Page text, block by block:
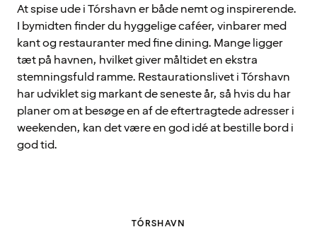
At spise ude i Tórshavn er både nemt og inspirerende.
I bymidten finder du hyggelige caféer, vinbarer med
kant og restauranter med fine dining. Mange ligger
tæt på havnen, hvilket giver måltidet en ekstra
stemningsfuld ramme. Restaurationslivet i Tórshavn
har udviklet sig markant de seneste år, så hvis du har
planer om at besøge en af de eftertragtede adresser i
weekenden, kan det være en god idé at bestille bord i
god tid.
TÓRSHAVN